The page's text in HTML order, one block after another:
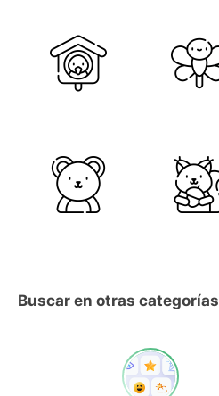
Buscar en otras categorías